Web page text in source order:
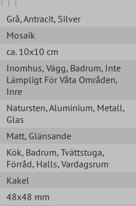
Grå, Antracit, Silver
Mosaik
ca. 10x10 cm
Inomhus, Vägg, Badrum, Inte
Lämpligt För Våta Områden,
Inre
Natursten, Aluminium, Metall,
Glas
Matt, Glänsande
Kök, Badrum, Tvättstuga,
Förråd, Halls, Vardagsrum
Kakel
48x48 mm